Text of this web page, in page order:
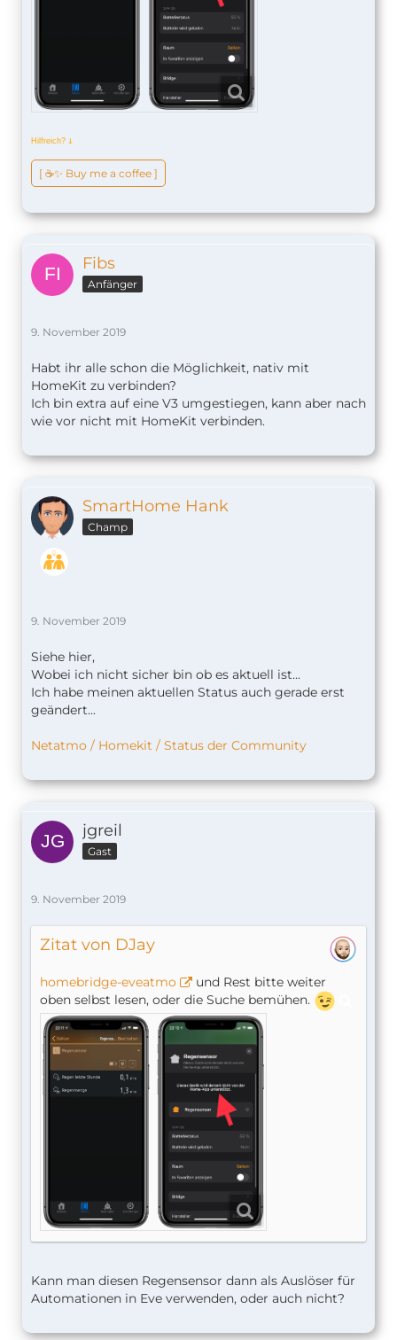
Hilfreich? ↆ
[ ☕️✨ Buy me a coffee ]
Fibs
Anfänger
9. November 2019
Habt ihr alle schon die Möglichkeit, nativ mit
HomeKit zu verbinden?
Ich bin extra auf eine V3 umgestiegen, kann aber nach
wie vor nicht mit HomeKit verbinden.
SmartHome Hank
Champ
9. November 2019
Siehe hier,
Wobei ich nicht sicher bin ob es aktuell ist...
Ich habe meinen aktuellen Status auch gerade erst
geändert...
Netatmo / Homekit / Status der Community
jgreil
Gast
9. November 2019
Zitat von DJay
homebridge-eveatmo
und Rest bitte weiter
oben selbst lesen, oder die Suche bemühen.
Kann man diesen Regensensor dann als Auslöser für
Automationen in Eve verwenden, oder auch nicht?